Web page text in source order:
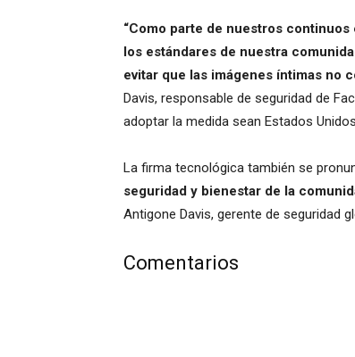
“Como parte de nuestros
los estándares de nuestra
evitar que las imágenes íntimas no
Davis, responsable de seguridad de
adoptar la medida sean Estados
La firma tecnológica también se
seguridad y bienestar de la
Antigone Davis, gerente de seguridad
Comentarios